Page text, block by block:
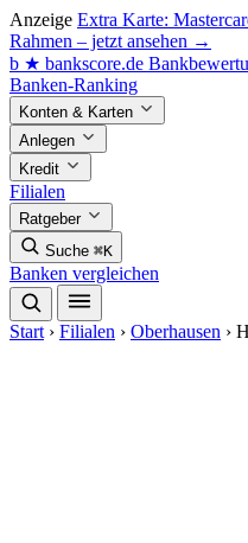
Anzeige Extra Karte:
Rahmen – jetzt ansehen →
b ★ bankscore.de
Banken-Ranking
Konten & Karten
Anlegen
Kredit
Filialen
Ratgeber
Suche ⌘K
Banken vergleichen
Start › Filialen › Oberhausen ›